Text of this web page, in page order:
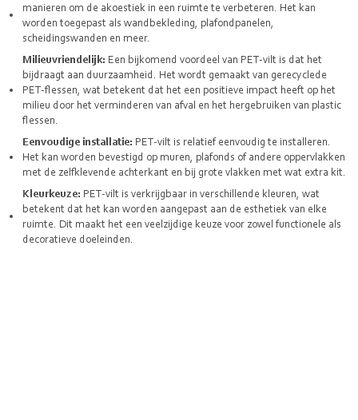
manieren om de akoestiek in een ruimte te verbeteren. Het kan
worden toegepast als wandbekleding, plafondpanelen,
scheidingswanden en meer.
Milieuvriendelijk: Een bijkomend voordeel van PET-vilt is dat het
bijdraagt aan duurzaamheid. Het wordt gemaakt van gerecyclede
PET-flessen, wat betekent dat het een positieve impact heeft op het
milieu door het verminderen van afval en het hergebruiken van plastic
flessen.
Eenvoudige installatie: PET-vilt is relatief eenvoudig te installeren.
Het kan worden bevestigd op muren, plafonds of andere oppervlakken
met de zelfklevende achterkant en bij grote vlakken met wat extra kit.
Kleurkeuze: PET-vilt is verkrijgbaar in verschillende kleuren, wat
betekent dat het kan worden aangepast aan de esthetiek van elke
ruimte. Dit maakt het een veelzijdige keuze voor zowel functionele als
decoratieve doeleinden.